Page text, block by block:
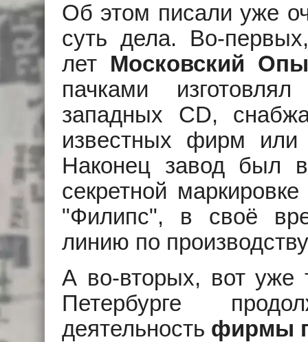
Об этом писали уже
суть дела. Во-
лет Московский
пачками
западных CD,
известных фирм
Наконец завод был
секретной
"Филипс", в своё
линию по
А во-вторых, вот уже
Петербурге
деятельность фирмы